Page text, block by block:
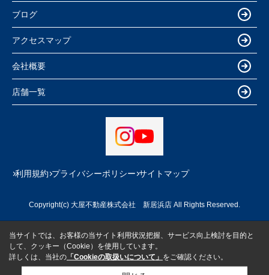
ブログ
アクセスマップ
会社概要
店舗一覧
利用規約 プライバシーポリシー サイトマップ
Copyright(c) 大屋不動産株式会社 新居浜店 All Rights Reserved.
当サイトでは、お客様の当サイト利用状況把握、サービス向上検討を目的と
して、クッキー（Cookie）を使用しています。
詳しくは、当社の 「Cookieの取扱いについて」 をご確認ください。